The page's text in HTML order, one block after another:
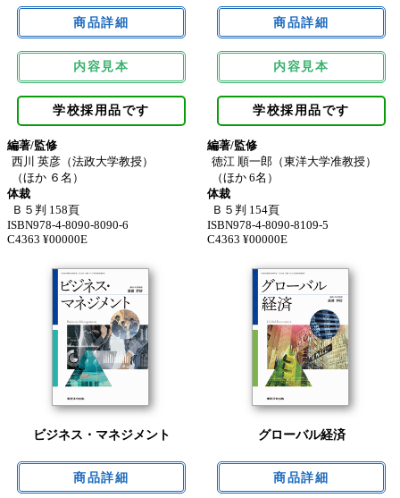
内容見本
学校採用品です
編著/監修
西川 英彦（法政大学教授）
（ほか ６名）
体裁
Ｂ５判 158頁
ISBN978-4-8090-8090-6
C4363 ¥00000E
内容見本
学校採用品です
編著/監修
徳江 順一郎（東洋大学准教授）
（ほか 6名）
体裁
Ｂ５判 154頁
ISBN978-4-8090-8109-5
C4363 ¥00000E
ビジネス・マネジメント グローバル経済